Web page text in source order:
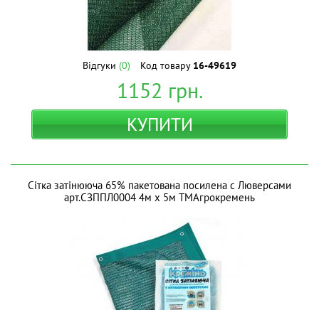
Відгуки (0) Код товару 16-49619
1152 грн.
КУПИТИ
Сітка затінююча 65% пакетована посилена с Люверсами
арт.СЗППЛ0004 4м х 5м ТМАгрокремень